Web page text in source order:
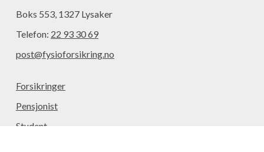
Forsikringer
Pensjonist
Student
Boks 553, 1327 Lysaker
Telefon: 22 93 30 69
post@fysioforsikring.no